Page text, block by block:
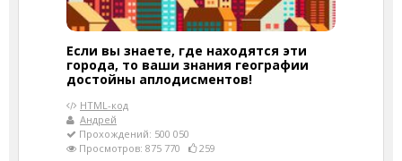
Если вы знаете, где находятся эти
города, то ваши знания географии
достойны аплодисментов!
HTML-код
Андрей
Прохождений: 500 050
Просмотров: 875 770
259